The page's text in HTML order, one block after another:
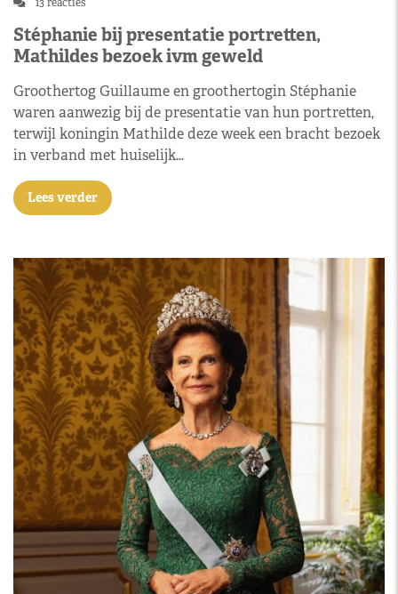
Stéphanie bij presentatie portretten,
Mathildes bezoek ivm geweld
Groothertog Guillaume en groothertogin Stéphanie
waren aanwezig bij de presentatie van hun portretten,
terwijl koningin Mathilde deze week een bracht bezoek
in verband met huiselijk…
Lees verder